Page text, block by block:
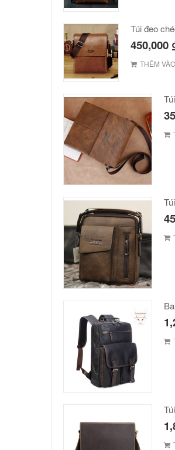
450,000
THÊM